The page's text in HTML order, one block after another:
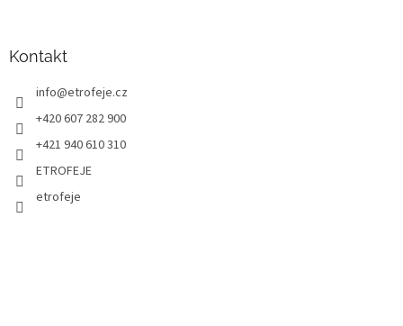
Kontakt
info@etrofeje.cz
+420 607 282 900
+421 940 610 310
ETROFEJE
etrofeje